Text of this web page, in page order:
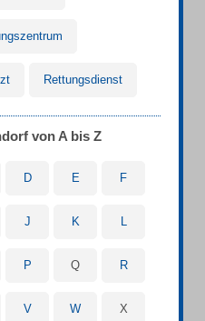
Rettungsdienst
von A bis Z
D E F
J K L
P Q R
V W X